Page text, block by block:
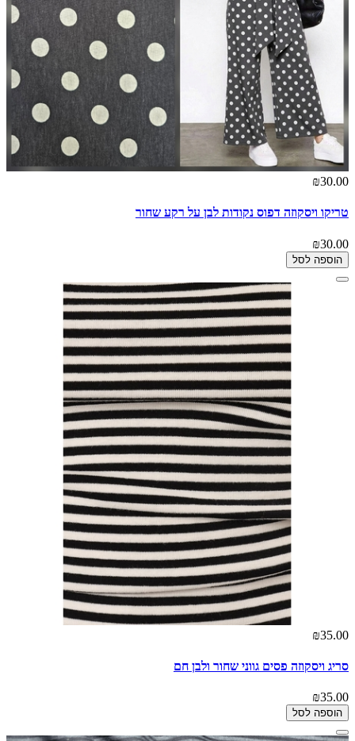
₪30.00
טריקו ויסקוזה דפוס נקודות לבן על רקע שחור
₪30.00
הוספה לסל
₪35.00
סריג ויסקוזה פסים גווני שחור ולבן חם
₪35.00
הוספה לסל